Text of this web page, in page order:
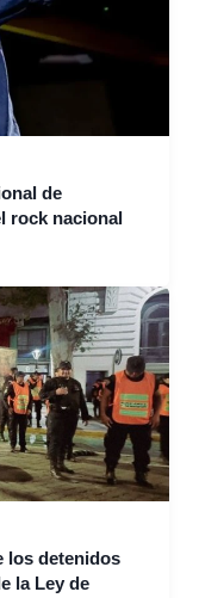
de
rock nacional
los detenidos
la Ley de